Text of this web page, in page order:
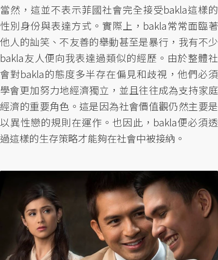
當然，這並不表示菲國社會完全接受bakla這樣的
性別身份與表達方式。實際上，bakla常常面臨著
他人的訕笑、不友善的舉動甚至是暴行，我有不少
bakla友人便向我表達過類似的經歷。由於整體社
會對bakla的態度多半存在偏見和歧視，他們必須
學會更加努力地經濟獨立，並且往往成為支持家庭
經濟的重要角色。這是因為社會價值觀仍然主要是
以異性戀的規則在運作。也因此，bakla便必須透
過這樣的生存策略才能夠在社會中被接納。